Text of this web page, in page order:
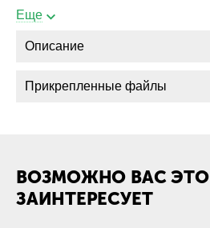
Еще
Описание
Прикрепленные файлы
ВОЗМОЖНО ВАС ЭТО
ЗАИНТЕРЕСУЕТ